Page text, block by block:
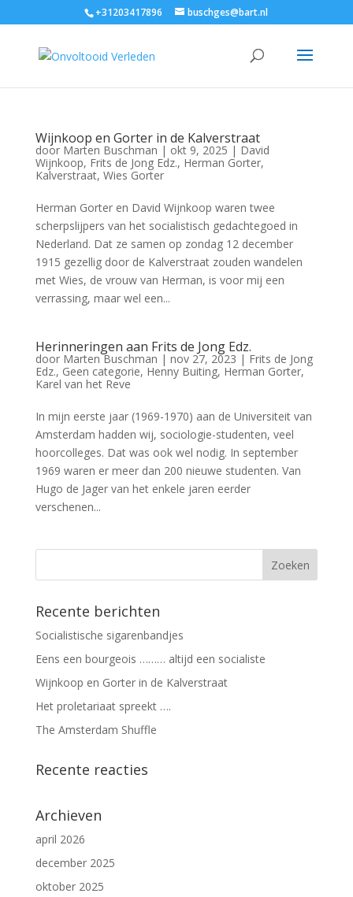
+31203417896 buschges@bart.nl
Wijnkoop en Gorter in de Kalverstraat
door Marten Buschman | okt 9, 2025 | David
Wijnkoop, Frits de Jong Edz., Herman Gorter,
Kalverstraat, Wies Gorter
Herman Gorter en David Wijnkoop waren twee
scherpslijpers van het socialistisch gedachtegoed in
Nederland. Dat ze samen op zondag 12 december
1915 gezellig door de Kalverstraat zouden wandelen
met Wies, de vrouw van Herman, is voor mij een
verrassing, maar wel een...
Herinneringen aan Frits de Jong Edz.
door Marten Buschman | nov 27, 2023 | Frits de Jong
Edz., Geen categorie, Henny Buiting, Herman Gorter,
Karel van het Reve
In mijn eerste jaar (1969-1970) aan de Universiteit van
Amsterdam hadden wij, sociologie-studenten, veel
hoorcolleges. Dat was ook wel nodig. In september
1969 waren er meer dan 200 nieuwe studenten. Van
Hugo de Jager van het enkele jaren eerder
verschenen...
Recente berichten
Socialistische sigarenbandjes
Eens een bourgeois ……… altijd een socialiste
Wijnkoop en Gorter in de Kalverstraat
Het proletariaat spreekt ….
The Amsterdam Shuffle
Recente reacties
Archieven
april 2026
december 2025
oktober 2025